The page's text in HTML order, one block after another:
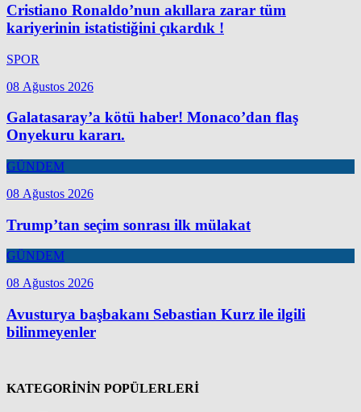
Cristiano Ronaldo’nun akıllara zarar tüm
kariyerinin istatistiğini çıkardık !
SPOR
08 Ağustos 2026
Galatasaray’a kötü haber! Monaco’dan flaş
Onyekuru kararı.
GÜNDEM
08 Ağustos 2026
Trump’tan seçim sonrası ilk mülakat
GÜNDEM
08 Ağustos 2026
Avusturya başbakanı Sebastian Kurz ile ilgili
bilinmeyenler
KATEGORİNİN POPÜLERLERİ